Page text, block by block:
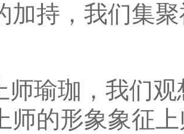
加持，我们集
师瑜珈，我们
师的形象象征